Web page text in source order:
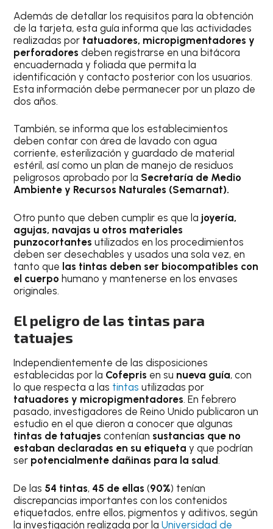
Además de detallar los requisitos para la obtención
de la tarjeta, esta guía informa que las actividades
realizadas por tatuadores, micropigmentadores y
perforadores deben registrarse en una bitácora
encuadernada y foliada que permita la
identificación y contacto posterior con los usuarios.
Esta información debe permanecer por un plazo de
dos años.
También, se informa que los establecimientos
deben contar con área de lavado con agua
corriente, esterilización y guardado de material
estéril, así como un plan de manejo de residuos
peligrosos aprobado por la Secretaría de Medio
Ambiente y Recursos Naturales (Semarnat).
Otro punto que deben cumplir es que la joyería,
agujas, navajas u otros materiales
punzocortantes utilizados en los procedimientos
deben ser desechables y usados una sola vez, en
tanto que las tintas deben ser biocompatibles con
el cuerpohumano y mantenerse en los envases
originales.
El peligro de las tintas para
tatuajes
Independientemente de las disposiciones
establecidas por la Cofepris en su nueva guía, con
lo que respecta a las tintasutilizadas por
tatuadores y micropigmentadores. En febrero
pasado, investigadores de Reino Unido publicaron un
estudio en el que dieron a conocer que algunas
tintas de tatuajes contenían sustancias que no
estaban declaradas en su etiqueta y que podrían
ser potencialmente dañinas para la salud.
De las 54 tintas, 45 de ellas (90%) tenían
discrepancias importantes con los contenidos
etiquetados, entre ellos, pigmentos y aditivos, según
la investigación realizada por la Universidad de